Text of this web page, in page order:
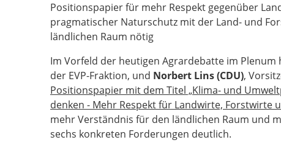
Positionspapier für mehr Respekt gegenüber
pragmatischer Naturschutz mit der Land- und
ländlichen Raum nötig
Im Vorfeld der heutigen Agrardebatte im Plenum
der EVP-Fraktion, und Norbert Lins (CDU),
Positionspapier mit dem Titel „Klima- und
denken - Mehr Respekt für Landwirte, Forstwirte
mehr Verständnis für den ländlichen Raum und
sechs konkreten Forderungen deutlich.